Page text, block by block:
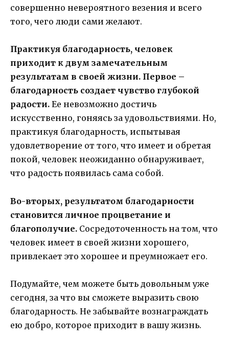
совершенно невероятного везения и всего
того, чего люди сами желают.
Практикуя благодарность, человек
приходит к двум замечательным
результатам в своей жизни. Первое –
благодарность создает чувство глубокой
радости. Ее невозможно достичь
искусственно, гоняясь за удовольствиями. Но,
практикуя благодарность, испытывая
удовлетворение от того, что имеет и обретая
покой, человек неожиданно обнаруживает,
что радость появилась сама собой.
Во-вторых, результатом благодарности
становится личное процветание и
благополучие. Сосредоточенность на том, что
человек имеет в своей жизни хорошего,
привлекает это хорошее и преумножает его.
Подумайте, чем можете быть довольным уже
сегодня, за что вы сможете выразить свою
благодарность. Не забывайте вознаграждать
ею добро, которое приходит в вашу жизнь.